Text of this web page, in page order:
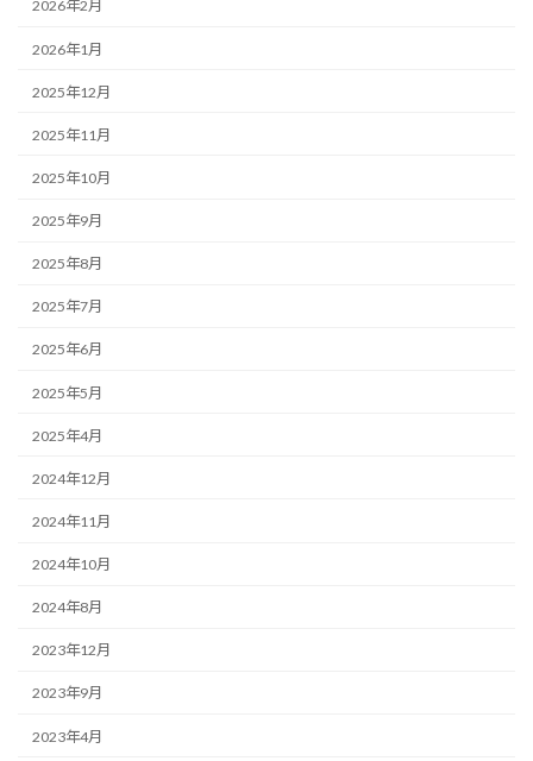
2026年2月
2026年1月
2025年12月
2025年11月
2025年10月
2025年9月
2025年8月
2025年7月
2025年6月
2025年5月
2025年4月
2024年12月
2024年11月
2024年10月
2024年8月
2023年12月
2023年9月
2023年4月